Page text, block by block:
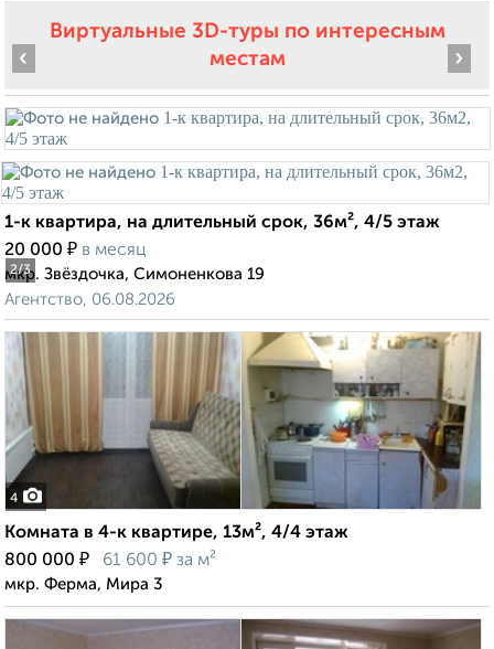
Виртуальные 3D-туры по интересным
местам
2/3
‹ ›
1-к квартира, на длительный срок, 36м², 4/5 этаж
20 000 ₽ в месяц
мкр. Звёздочка, Симоненкова 19
Агентство, 06.08.2026
4
Комната в 4-к квартире, 13м², 4/4 этаж
800 000 ₽ 61 600 ₽ за м²
мкр. Ферма, Мира 3